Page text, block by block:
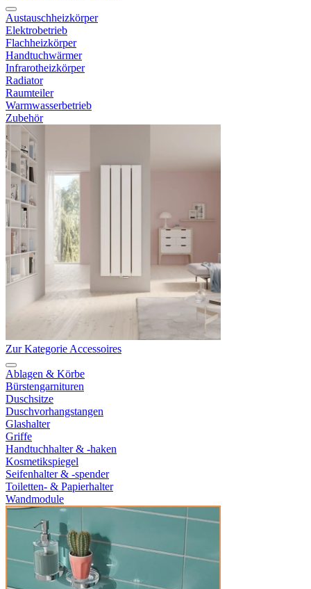
Austauschheizkörper
Elektrobetrieb
Flachheizkörper
Handtuchwärmer
Infrarotheizkörper
Radiator
Raumteiler
Warmwasserbetrieb
Zubehör
Zur Kategorie Accessoires
Ablagen & Körbe
Bürstengarnituren
Duschsitze
Duschvorhangstangen
Glashalter
Griffe
Handtuchhalter & -haken
Kosmetikspiegel
Seifenhalter & -spender
Toiletten- & Papierhalter
Wandmodule